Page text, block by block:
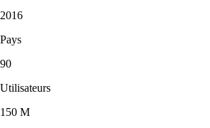
2016
Pays
90
Utilisateurs
150 M